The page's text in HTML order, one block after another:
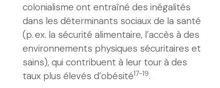
colonialisme ont entraîné des inégalités
dans les déterminants sociaux de la santé
(p. ex. la sécurité alimentaire, l’accès à des
environnements physiques sécuritaires et
sains), qui contribuent à leur tour à des
taux plus élevés d’obésité17-19.